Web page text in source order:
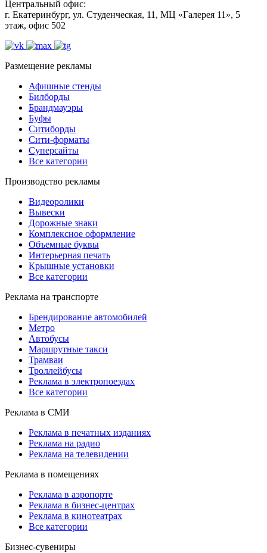
Центральный офис:
г. Екатеринбург, ул. Студенческая, 11, МЦ «Галерея 11», 5
этаж, офис 502
Размещение рекламы
Афишные стенды
Билборды
Брандмауэры
Буфы
Ситиборды
Сити-форматы
Суперсайты
Все категории
Производство рекламы
Видеоролики
Вывески
Дорожные знаки
Комплексное оформление
Объемные буквы
Интерьерная печать
Крышные установки
Все категории
Реклама на транспорте
Брендирование автомобилей
Метро
Автобусы
Маршрутные такси
Трамваи
Троллейбусы
Реклама в электропоездах
Все категории
Реклама в СМИ
Реклама в печатных изданиях
Реклама на радио
Реклама на телевидении
Реклама в помещениях
Реклама в аэропорте
Реклама в бизнес-центрах
Реклама в кинотеатрах
Все категории
Бизнес-сувениры